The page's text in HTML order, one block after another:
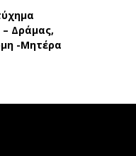
Δράμας,
-Μητέρα